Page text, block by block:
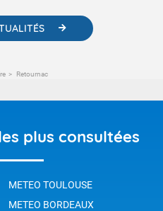
Retournac
plus consultées
METEO TOULOUSE
METEO BORDEAUX